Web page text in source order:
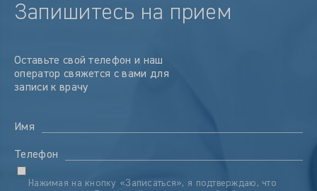
Запишитесь на прием
Оставьте свой телефон и наш
оператор свяжется с вами для
записи к врачу
Имя
Телефон
Нажимая на кнопку «Записаться», я подтверждаю, что